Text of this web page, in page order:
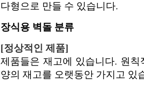
다형으로 만들 수 있습니다.
장식용 벽돌 분류
[정상적인 제품]
제품들은 재고에 있습니다. 원
양의 재고를 오랫동안 가지고 있